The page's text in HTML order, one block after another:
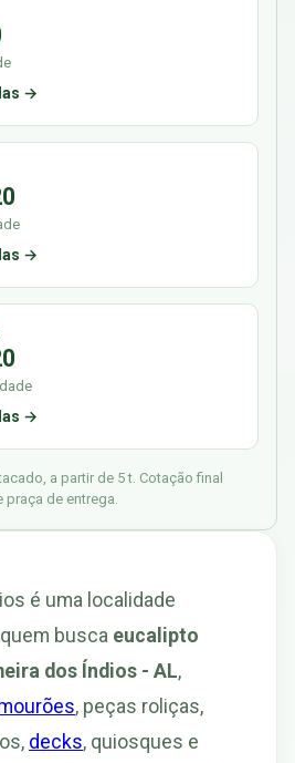
→
→
→
a partir de 5 t. Cotação final
praça de entrega.
é uma localidade
busca eucalipto
dos Índios - AL,
, peças roliças,
decks, quiosques e